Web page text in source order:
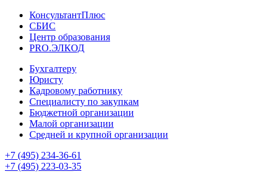
КонсультантПлюс
СБИС
Центр образования
PRO.ЭЛКОД
Бухгалтеру
Юристу
Кадровому работнику
Специалисту по закупкам
Бюджетной организации
Малой организации
Средней и крупной организации
+7 (495) 234-36-61
+7 (495) 223-03-35